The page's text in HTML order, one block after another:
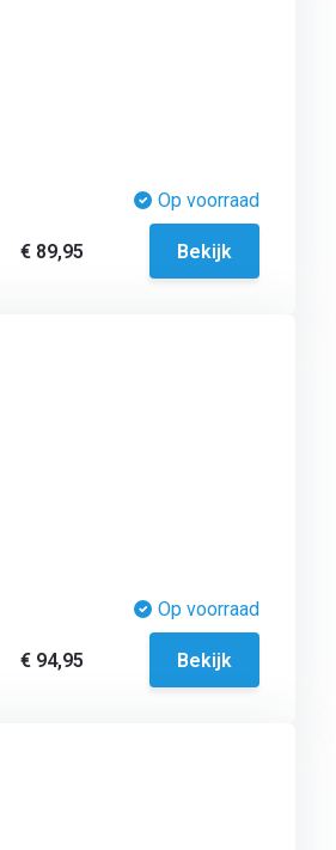
Op voorraad
€ 89,95 Bekijk
Op voorraad
€ 94,95 Bekijk